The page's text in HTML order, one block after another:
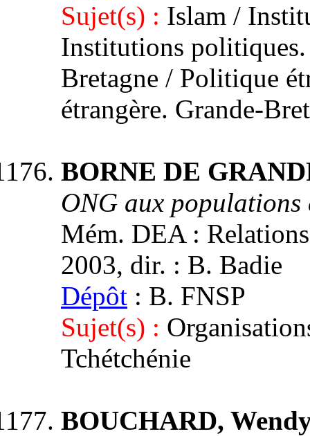
Sujet(s) : Islam /
Institutions politiques.
Bretagne / Politique
étrangère. Grande-
BORNE DE
ONG aux
Mém. DEA :
2003, dir. : B. Badie
Dépôt : B. FNSP
Sujet(s) :
Tchétchénie
BOUCHARD,